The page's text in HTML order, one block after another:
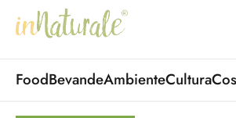
FoodBevandeAmbienteCultura